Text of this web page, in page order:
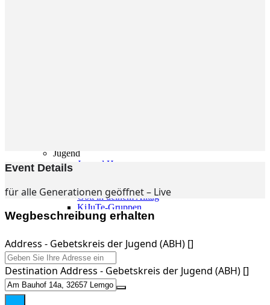
Jugend
Jugend Home
Gott in deinem Alltag
KiJuTe-Gruppen
Freizeiten 2026
Junge Erwachsene
Junge Erwachsene
Gemeinde Hameln
MBG Hameln
Event Details
für alle Generationen geöffnet – Live
Wegbeschreibung erhalten
Address - Gebetskreis der Jugend (ABH) []
Destination Address - Gebetskreis der Jugend (ABH) []